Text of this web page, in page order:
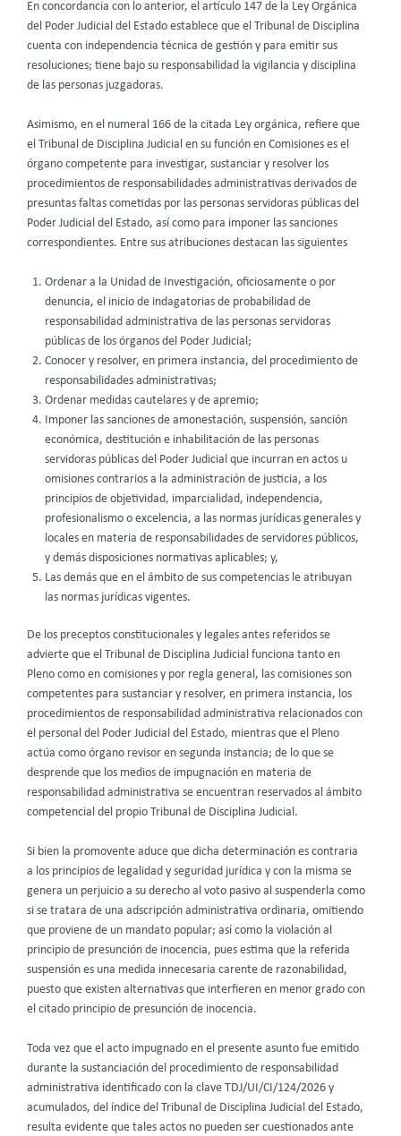
En concordancia con lo anterior, el artículo 147 de la Ley Orgánica
del Poder Judicial del Estado establece que el Tribunal de Disciplina
cuenta con independencia técnica de gestión y para emitir sus
resoluciones; tiene bajo su responsabilidad la vigilancia y disciplina
de las personas juzgadoras.
Asimismo, en el numeral 166 de la citada Ley orgánica, refiere que
el Tribunal de Disciplina Judicial en su función en Comisiones es el
órgano competente para investigar, sustanciar y resolver los
procedimientos de responsabilidades administrativas derivados de
presuntas faltas cometidas por las personas servidoras públicas del
Poder Judicial del Estado, así como para imponer las sanciones
correspondientes. Entre sus atribuciones destacan las siguientes
Ordenar a la Unidad de Investigación, oficiosamente o por
denuncia, el inicio de indagatorias de probabilidad de
responsabilidad administrativa de las personas servidoras
públicas de los órganos del Poder Judicial;
Conocer y resolver, en primera instancia, del procedimiento de
responsabilidades administrativas;
Ordenar medidas cautelares y de apremio;
Imponer las sanciones de amonestación, suspensión, sanción
económica, destitución e inhabilitación de las personas
servidoras públicas del Poder Judicial que incurran en actos u
omisiones contrarios a la administración de justicia, a los
principios de objetividad, imparcialidad, independencia,
profesionalismo o excelencia, a las normas jurídicas generales y
locales en materia de responsabilidades de servidores públicos,
y demás disposiciones normativas aplicables; y,
Las demás que en el ámbito de sus competencias le atribuyan
las normas jurídicas vigentes.
De los preceptos constitucionales y legales antes referidos se
advierte que el Tribunal de Disciplina Judicial funciona tanto en
Pleno como en comisiones y por regla general, las comisiones son
competentes para sustanciar y resolver, en primera instancia, los
procedimientos de responsabilidad administrativa relacionados con
el personal del Poder Judicial del Estado, mientras que el Pleno
actúa como órgano revisor en segunda instancia; de lo que se
desprende que los medios de impugnación en materia de
responsabilidad administrativa se encuentran reservados al ámbito
competencial del propio Tribunal de Disciplina Judicial.
Si bien la promovente aduce que dicha determinación es contraria
a los principios de legalidad y seguridad jurídica y con la misma se
genera un perjuicio a su derecho al voto pasivo al suspenderla como
si se tratara de una adscripción administrativa ordinaria, omitiendo
que proviene de un mandato popular; así como la violación al
principio de presunción de inocencia, pues estima que la referida
suspensión es una medida innecesaria carente de razonabilidad,
puesto que existen alternativas que interfieren en menor grado con
el citado principio de presunción de inocencia.
Toda vez que el acto impugnado en el presente asunto fue emitido
durante la sustanciación del procedimiento de responsabilidad
administrativa identificado con la clave TDJ/UI/CI/124/2026 y
acumulados, del índice del Tribunal de Disciplina Judicial del Estado,
resulta evidente que tales actos no pueden ser cuestionados ante